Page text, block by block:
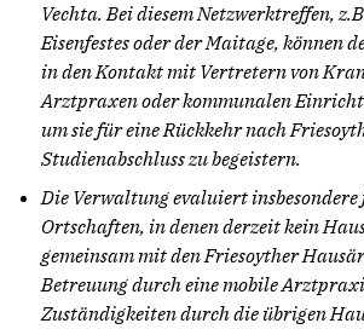
Vechta. Bei diesem Netzwerktreffen,
Eisenfestes oder der Maitage, können
in den Kontakt mit Vertretern von
Arztpraxen oder kommunalen
um sie für eine Rückkehr nach
Studienabschluss zu begeistern.
Die Verwaltung evaluiert insbesondere
Ortschaften, in denen derzeit kein
gemeinsam mit den Friesoyther
Betreuung durch eine mobile
Zuständigkeiten durch die übrigen